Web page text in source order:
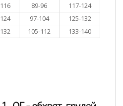
89-96
117-124
97-104
125-132
105-112 133-140